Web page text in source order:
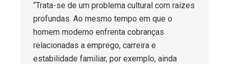
“Trata-se de um problema cultural com raízes
profundas. Ao mesmo tempo em que o
homem moderno enfrenta cobranças
relacionadas a emprego, carreira e
estabilidade familiar, por exemplo, ainda